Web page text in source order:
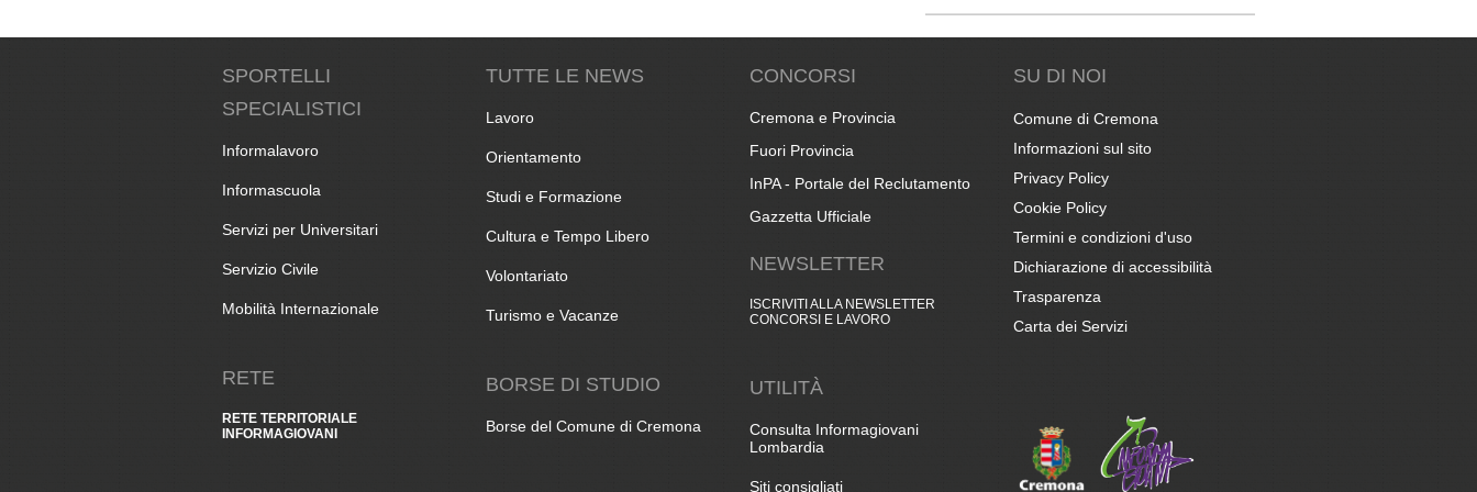
SPORTELLI
SPECIALISTICI
Informalavoro
Informascuola
Servizi per Universitari
Servizio Civile
Mobilità Internazionale
RETE
RETE TERRITORIALE
INFORMAGIOVANI
TUTTE LE NEWS
Lavoro
Orientamento
Studi e Formazione
Cultura e Tempo Libero
Volontariato
Turismo e Vacanze
BORSE DI STUDIO
Borse del Comune di Cremona
CONCORSI
Cremona e Provincia
Fuori Provincia
InPA - Portale del Reclutamento
Gazzetta Ufficiale
NEWSLETTER
ISCRIVITI ALLA NEWSLETTER
CONCORSI E LAVORO
UTILITÀ
Consulta Informagiovani
Lombardia
Siti consigliati
SU DI NOI
Comune di Cremona
Informazioni sul sito
Privacy Policy
Cookie Policy
Termini e condizioni d'uso
Dichiarazione di accessibilità
Trasparenza
Carta dei Servizi